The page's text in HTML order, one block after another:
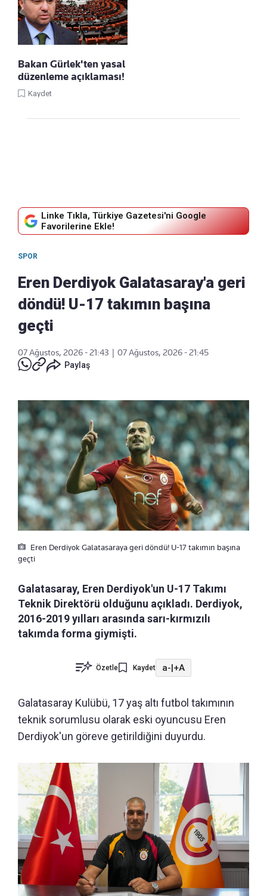
Bakan Gürlek'ten yasal
düzenleme açıklaması!
Kaydet
Linke Tıkla, Türkiye Gazetesi'ni Google
Favorilerine Ekle!
SPOR
Eren Derdiyok Galatasaray'a geri
döndü! U-17 takımın başına
geçti
07 Ağustos, 2026 - 21:43
07 Ağustos, 2026 - 21:45
Paylaş
Eren Derdiyok Galatasaraya geri döndü! U-17 takımın başına
geçti
Galatasaray, Eren Derdiyok'un U-17 Takımı
Teknik Direktörü olduğunu açıkladı. Derdiyok,
2016-2019 yılları arasında sarı-kırmızılı
takımda forma giymişti.
Özetle Kaydet a-|+A
Galatasaray Kulübü, 17 yaş altı futbol takımının
teknik sorumlusu olarak eski oyuncusu Eren
Derdiyok'un göreve getirildiğini duyurdu.